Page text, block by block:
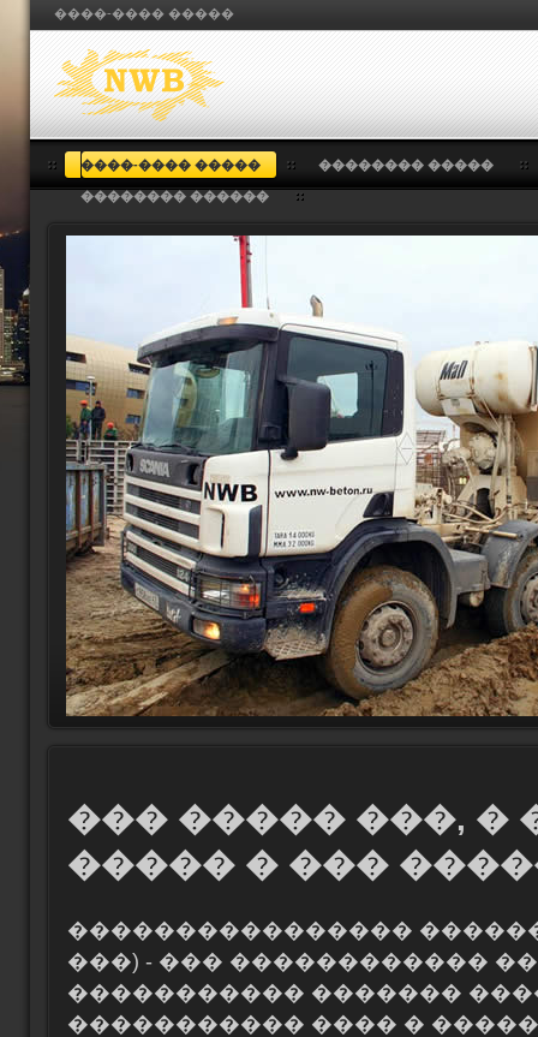
����-���� �����
����-���� ����� �������� �����
�������� ������
��� ����� ���, �
����� � ���
����������������
���) - ��� ������������
����������� �������
����������� ���� �